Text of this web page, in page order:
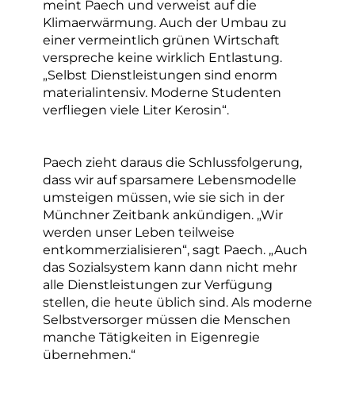
meint Paech und verweist auf die
Klimaerwärmung. Auch der Umbau zu
einer vermeintlich grünen Wirtschaft
verspreche keine wirklich Entlastung.
„Selbst Dienstleistungen sind enorm
materialintensiv. Moderne Studenten
verfliegen viele Liter Kerosin“.
Paech zieht daraus die Schlussfolgerung,
dass wir auf sparsamere Lebensmodelle
umsteigen müssen, wie sie sich in der
Münchner Zeitbank ankündigen. „Wir
werden unser Leben teilweise
entkommerzialisieren“, sagt Paech. „Auch
das Sozialsystem kann dann nicht mehr
alle Dienstleistungen zur Verfügung
stellen, die heute üblich sind. Als moderne
Selbstversorger müssen die Menschen
manche Tätigkeiten in Eigenregie
übernehmen.“